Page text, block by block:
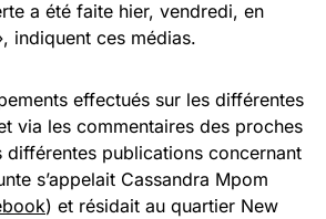
a été faite hier, vendredi, en
indiquent ces médias.
effectués sur les différentes
via les commentaires des proches
différentes publications concernant
s’appelait Cassandra Mpom
) et résidait au quartier New